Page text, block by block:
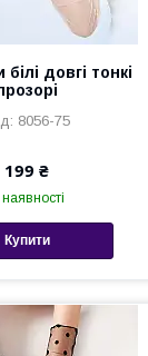
довгі тонкі
8056-75
199 ₴
Купити